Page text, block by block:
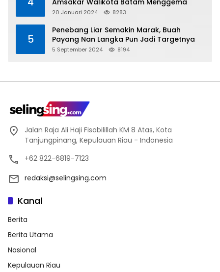
Amsakar Walikota Batam Menggema
20 Januari 2024 8283
5
Penebang Liar Semakin Marak, Buah
Payang Nan Langka Pun Jadi Targetnya
5 September 2024 8194
Jalan Raja Ali Haji Fisabilillah KM 8 Atas, Kota
Tanjungpinang, Kepulauan Riau - Indonesia
+62 822-6819-7123
redaksi@selingsing.com
Kanal
Berita
Berita Utama
Nasional
Kepulauan Riau